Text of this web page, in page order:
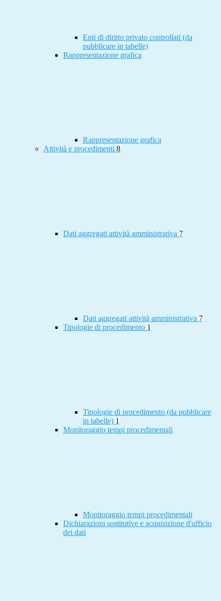
Enti di diritto privato controllati (da
pubblicare in tabelle)
Rappresentazione grafica
Rappresentazione grafica
Attività e procedimenti 8
Dati aggregati attività amministrativa 7
Dati aggregati attività amministrativa 7
Tipologie di procedimento 1
Tipologie di procedimento (da pubblicare
in tabelle) 1
Monitoraggio tempi procedimentali
Monitoraggio tempi procedimentali
Dichiarazioni sostitutive e acquisizione d'ufficio
dei dati